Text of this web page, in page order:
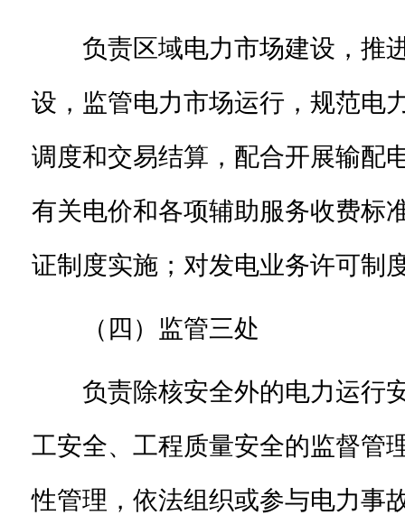
负责区域电力市场建设，推
设，监管电力市场运行，规范电
调度和交易结算，配合开展输配
有关电价和各项辅助服务收费标
证制度实施；对发电业务许可制
（四）监管三处
负责除核安全外的电力运行
工安全、工程质量安全的监督管
性管理，依法组织或参与电力事